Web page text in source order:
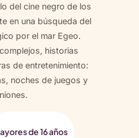
del cine negro de los
en una búsqueda del
por el mar Egeo.
historias
de entretenimiento:
noches de juegos y
de 16 años